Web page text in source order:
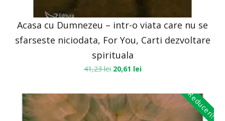
Acasa cu Dumnezeu – intr-o viata care nu se
sfarseste niciodata, For You, Carti dezvoltare
spirituala
41,23lei 20,61 lei
Reduceri!